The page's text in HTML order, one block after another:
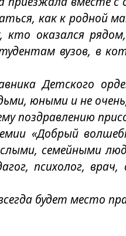
как к родной
оказался
вузов, в
Детского
юными и не
поздравлению
«Добрый
семейными
психолог,
будет место